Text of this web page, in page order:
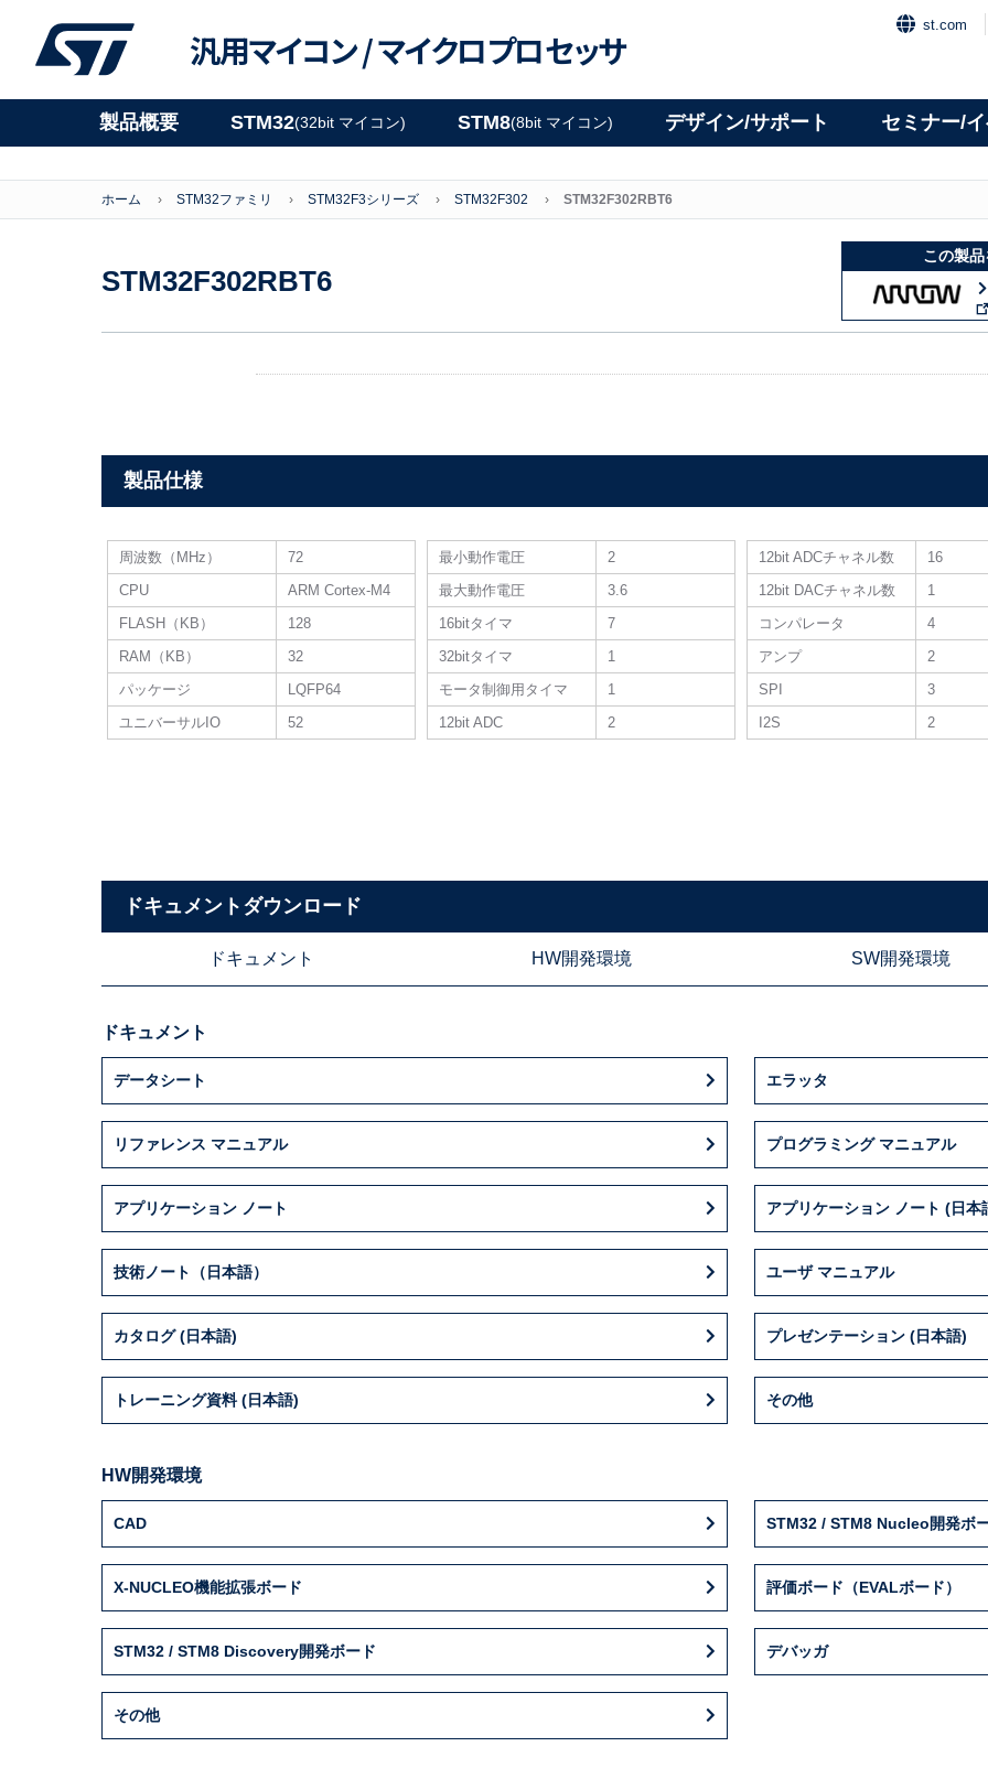
汎用マイコン /マイクロプロセッサ
st.com
製品概要 STM32(32bit マイコン) STM8(8bit マイコン) デザイン/サポート セミナー/
ホーム STM32ファミリ STM32F3シリーズ STM32F302 STM32F302RBT6
STM32F302RBT6
この製
製品仕様
周波数（MHz）
72
CPU
ARM Cortex-M4
FLASH（KB）
128
RAM（KB）
32
パッケージ
LQFP64
ユニバーサルIO
52
最小動作電圧
2
最大動作電圧
3.6
16bitタイマ
7
32bitタイマ
1
モータ制御用タイマ
1
12bit ADC
2
12bit ADCチャネル数
16
12bit DACチャネル数
1
コンパレータ
4
アンプ
2
SPI
3
I2S
2
ドキュメントダウンロード
ドキュメント HW開発環境 SW開発環境
ドキュメント
データシート エラッタ
リファレンス マニュアル プログラミング マニュアル
アプリケーション ノート アプリケーション ノート (日本
技術ノート（日本語） ユーザ マニュアル
カタログ (日本語) プレゼンテーション (日本語)
トレーニング資料 (日本語) その他
HW開発環境
CAD STM32 / STM8 Nucleo開発ボ
X-NUCLEO機能拡張ボード 評価ボード（EVALボード）
STM32 / STM8 Discovery開発ボード デバッガ
その他